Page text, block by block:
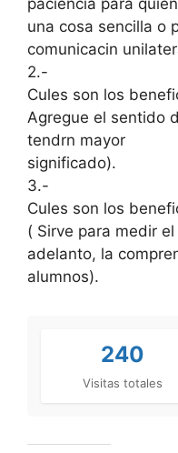
una cosa sencilla o
comunicacin
2.-
Cules son los
Agregue el sentido
tendrn mayor
significado).
3.-
Cules son los
( Sirve para medir el
adelanto, la
alumnos).
240
Visitas totales